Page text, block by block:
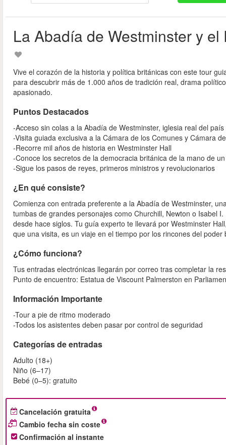
La Abadía de Westminster y el
Vive el corazón de la historia y política británicas con este tour
para descubrir más de 1.000 años de tradición real, drama
apasionado.
Puntos Destacados
-Acceso sin colas a la Abadía de Westminster, iglesia real del país
-Visita guiada exclusiva a la Cámara de los Comunes y Cámara
-Recorre mil años de historia en Westminster Hall
-Conoce los secretos de la democracia británica de la mano de
-Sigue los pasos de reyes, primeros ministros y revolucionarios
¿En qué consiste?
Comienza con entrada preferente a la Abadía de Westminster,
tumbas de grandes personajes como Churchill, Newton o Isabel
desde hace siglos. Tu guía experto te llevará por Westminster
que una visita, es un viaje en el tiempo por los rincones del poder
¿Cómo funciona?
Tus entradas electrónicas llegarán por correo tras completar la
Punto de encuentro: Estatua de Viscount Palmerston en
Información Importante
-Tour a pie de ritmo moderado
-Todos los asistentes deben pasar por control de seguridad
Categorías de entradas
Adulto (18+)
Niño (6–17)
Bebé (0–5): gratuito
Cancelación gratuita
Cambio fecha sin coste
Confirmación al instante